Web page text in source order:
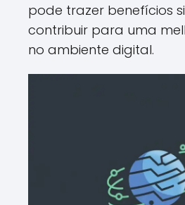
pode trazer benefícios
contribuir para uma
no ambiente digital.